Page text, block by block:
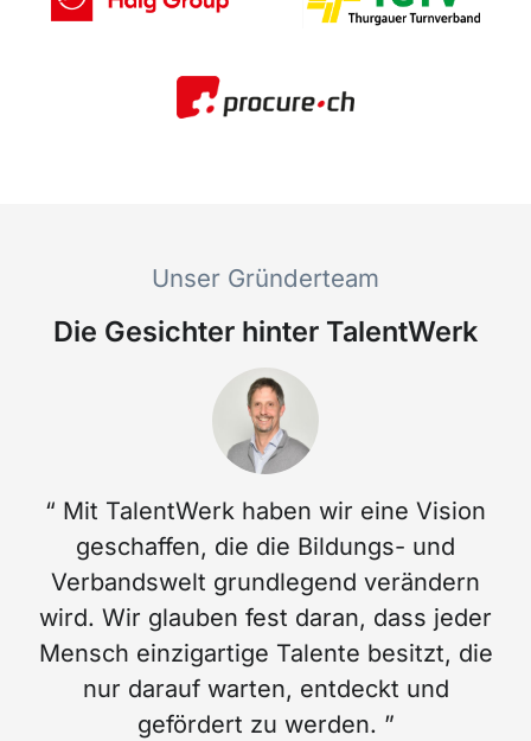
Unser Gründerteam
Die Gesichter hinter TalentWerk
“ Mit TalentWerk haben wir eine Vision
geschaffen, die die Bildungs- und
Verbandswelt grundlegend verändern
wird. Wir glauben fest daran, dass jeder
Mensch einzigartige Talente besitzt, die
nur darauf warten, entdeckt und
gefördert zu werden. ”